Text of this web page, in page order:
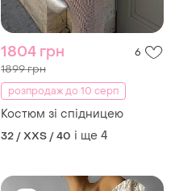
1804 грн 6
1899 грн
розпродаж до 10 серп
Костюм зі спідницею
32 / XXS / 40 і ще 4